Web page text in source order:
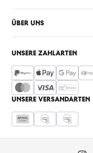
ÜBER UNS
UNSERE ZAHLARTEN
UNSERE VERSANDARTEN